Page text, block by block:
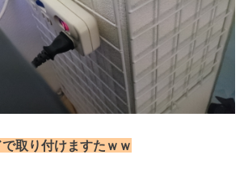
取り付けますたｗｗ